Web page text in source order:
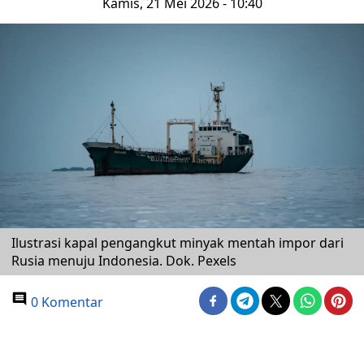
Ilustrasi kapal pengangkut minyak mentah impor dari
Rusia menuju Indonesia. Dok. Pexels
0 Komentar